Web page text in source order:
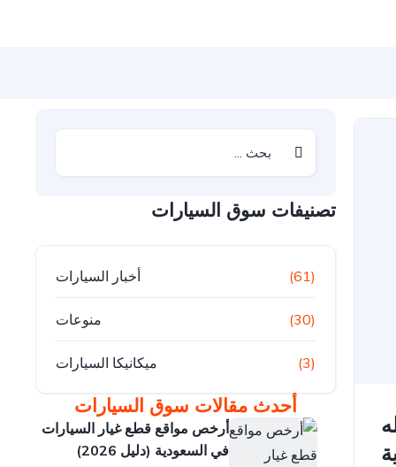
تصنيفات سوق السيارات
أخبار السيارات (61)
منوعات (30)
ميكانيكا السيارات (3)
أحدث مقالات سوق السيارات
أرخص مواقع قطع غيار السيارات
في السعودية (دليل 2026)